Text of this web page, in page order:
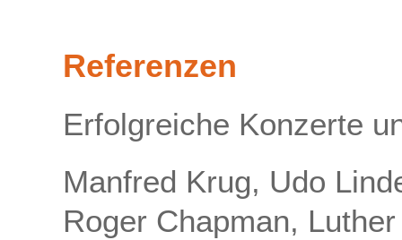
Referenzen
Erfolgreiche Konzerte
Manfred Krug, Udo
Roger Chapman,